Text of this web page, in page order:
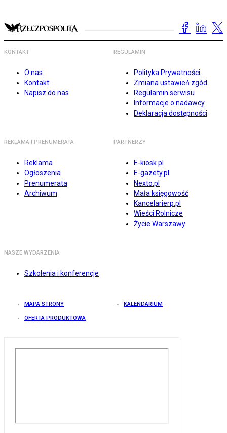
KONTAKT
O nas
Kontakt
Napisz do nas
REGULAMIN
Polityka Prywatności
Zmiana ustawień zgód
Regulamin serwisu
Informacje o nadawcy
Deklaracja dostępności
REKLAMA I PRENUMERATA
Reklama
Ogłoszenia
Prenumerata
Archiwum
PARTNERZY
E-kiosk.pl
E-gazety.pl
Nexto.pl
Mała księgowość
Kancelarierp.pl
Wieści Rolnicze
Życie Warszawy
NASZE WYDARZENIA
Szkolenia i konferencje
MAPA STRONY KALENDARIUM
OFERTA PRODUKTOWA